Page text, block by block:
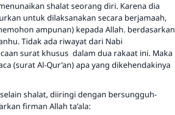
shalat seorang diri. Karena dia
untuk dilaksanakan secara berjamaah,
ampunan) kepada Allah. berdasarkan
Tidak ada riwayat dari Nabi
surat khusus dalam dua rakaat ini. Maka
(surat Al-Qur’an) apa yang dikehendakinya
shalat, diiringi dengan bersungguh-
firman Allah ta’ala: